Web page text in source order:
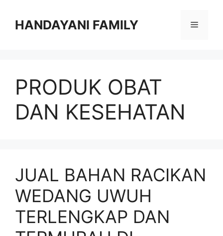
HANDAYANI FAMILY Menu
PRODUK OBAT
DAN KESEHATAN
JUAL BAHAN RACIKAN
WEDANG UWUH
TERLENGKAP DAN